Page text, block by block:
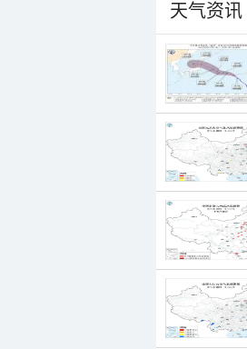
天气资讯